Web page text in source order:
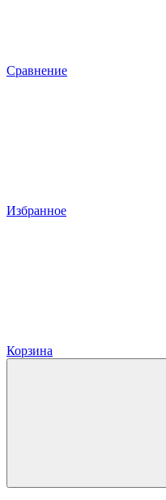
Сравнение
Избранное
Корзина